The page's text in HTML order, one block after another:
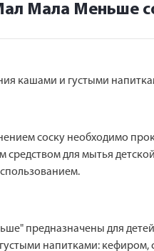
Мала Меньше
кашами и густыми
соску необходимо
средством для мытья
предназначены для
напитками: кефиром,